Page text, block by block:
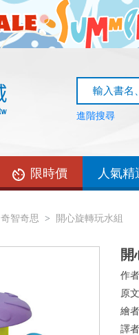
進階搜尋
限時價 人氣精
奇智奇思 開心旋轉玩水組
開
作
原
繪者
譯者